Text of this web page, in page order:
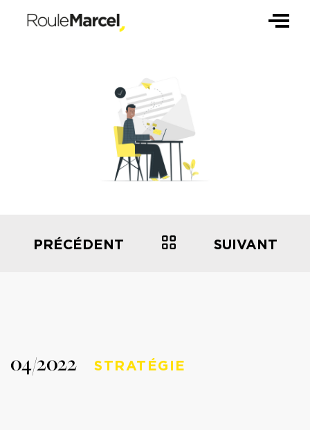
PRÉCÉDENT SUIVANT
04/2022 STRATÉGIE